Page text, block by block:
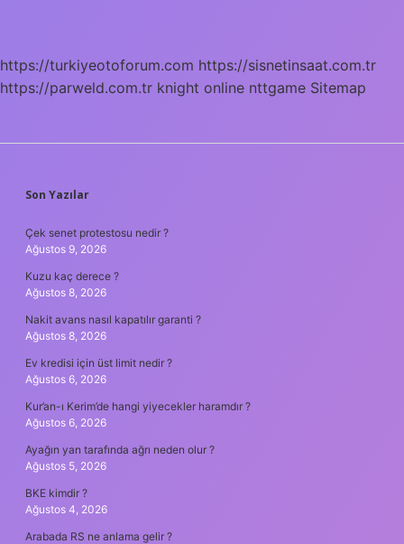
https://turkiyeotoforum.com https://sisnetinsaat.com.tr
https://parweld.com.tr knight online nttgame Sitemap
SIDEBAR
Son Yazılar
Çek senet protestosu nedir ?
Ağustos 9, 2026
Kuzu kaç derece ?
Ağustos 8, 2026
Nakit avans nasıl kapatılır garanti ?
Ağustos 8, 2026
Ev kredisi için üst limit nedir ?
Ağustos 6, 2026
Kur’an-ı Kerim’de hangi yiyecekler haramdır ?
Ağustos 6, 2026
Ayağın yan tarafında ağrı neden olur ?
Ağustos 5, 2026
BKE kimdir ?
Ağustos 4, 2026
Arabada RS ne anlama gelir ?